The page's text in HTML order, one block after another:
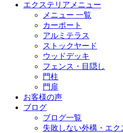
エクステリアメニュー
メニュー 一覧
カーポート
アルミテラス
ストックヤード
ウッドデッキ
フェンス・目隠し
門柱
門扉
お客様の声
ブログ
ブログ一覧
失敗しない外構・エ